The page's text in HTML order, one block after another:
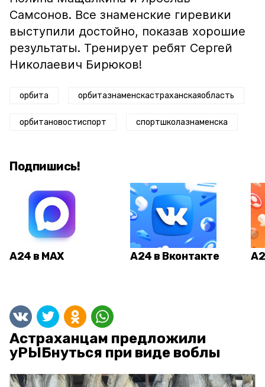
Самсонов. Все знаменские гиревики
выступили достойно, показав хорошие
результаты. Тренирует ребят Сергей
Николаевич Бирюков!
орбита орбитазнаменскастраханскаяобласть
орбитановостиспорт спортшколазнаменска
Подпишись!
А24 в MAX А24 в Вконтакте
Астраханцам предложили
уРЫБнуться при виде воблы